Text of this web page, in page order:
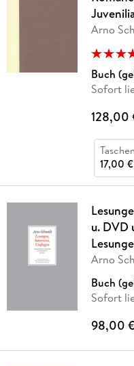
Arno
Buch
Sofort
128,00
17,00 €
u. DVD
Arno
Buch
Sofort
98,00 €